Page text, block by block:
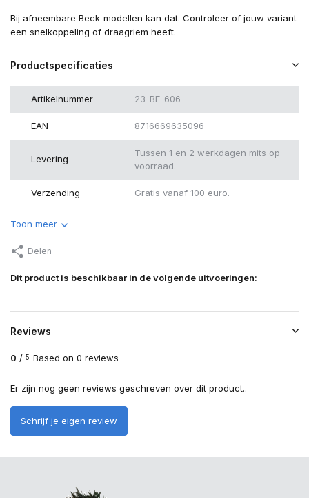
Bij afneembare Beck-modellen kan dat. Controleer of jouw variant
een snelkoppeling of draagriem heeft.
Productspecificaties
Artikelnummer 23-BE-606
EAN 8716669635096
Levering
Tussen 1 en 2 werkdagen mits op
voorraad.
Verzending Gratis vanaf 100 euro.
Toon meer
Delen
Dit product is beschikbaar in de volgende uitvoeringen:
Reviews
0 / 5 Based on 0 reviews
Er zijn nog geen reviews geschreven over dit product..
Schrijf je eigen review